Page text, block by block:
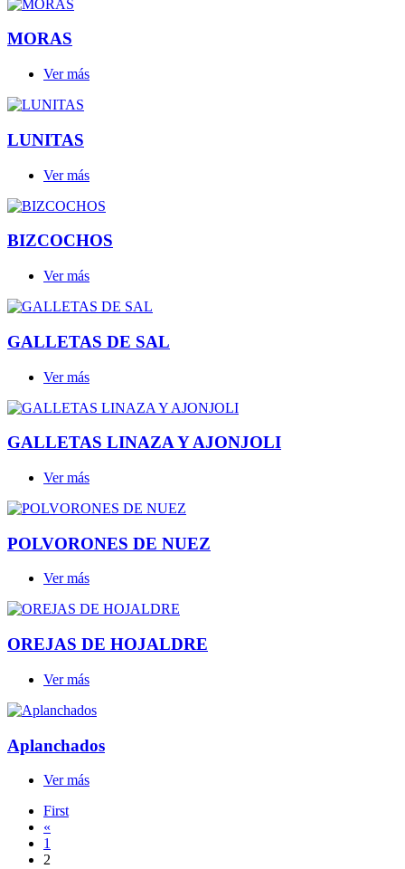
MORAS
Ver más
LUNITAS
Ver más
BIZCOCHOS
Ver más
GALLETAS DE SAL
Ver más
GALLETAS LINAZA Y AJONJOLI
Ver más
POLVORONES DE NUEZ
Ver más
OREJAS DE HOJALDRE
Ver más
Aplanchados
Ver más
First
«
1
2